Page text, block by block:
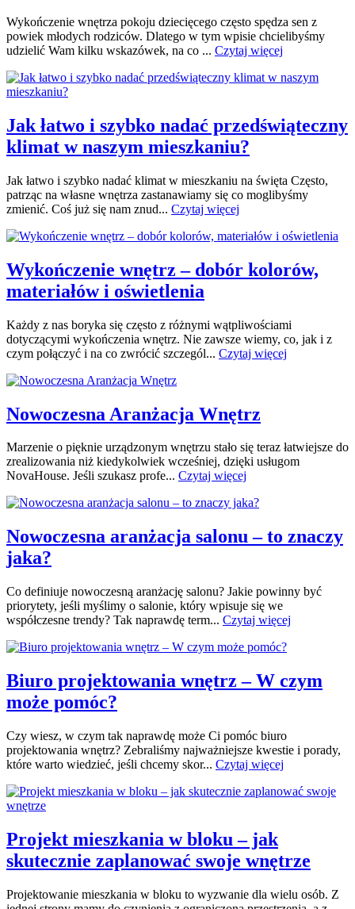
Wykończenie wnętrza pokoju dziecięcego często spędza sen z
powiek młodych rodziców. Dlatego w tym wpisie chcielibyśmy
udzielić Wam kilku wskazówek, na co ... Czytaj więcej
Jak łatwo i szybko nadać przedświąteczny
klimat w naszym mieszkaniu?
Jak łatwo i szybko nadać klimat w mieszkaniu na święta Często,
patrząc na własne wnętrza zastanawiamy się co moglibyśmy
zmienić. Coś już się nam znud... Czytaj więcej
Wykończenie wnętrz – dobór kolorów,
materiałów i oświetlenia
Każdy z nas boryka się często z różnymi wątpliwościami
dotyczącymi wykończenia wnętrz. Nie zawsze wiemy, co, jak i z
czym połączyć i na co zwrócić szczegól... Czytaj więcej
Nowoczesna Aranżacja Wnętrz
Marzenie o pięknie urządzonym wnętrzu stało się teraz łatwiejsze do
zrealizowania niż kiedykolwiek wcześniej, dzięki usługom
NovaHouse. Jeśli szukasz profe... Czytaj więcej
Nowoczesna aranżacja salonu – to znaczy
jaka?
Co definiuje nowoczesną aranżację salonu? Jakie powinny być
priorytety, jeśli myślimy o salonie, który wpisuje się we
współczesne trendy? Tak naprawdę term... Czytaj więcej
Biuro projektowania wnętrz – W czym
może pomóc?
Czy wiesz, w czym tak naprawdę może Ci pomóc biuro
projektowania wnętrz? Zebraliśmy najważniejsze kwestie i porady,
które warto wiedzieć, jeśli chcemy skor... Czytaj więcej
Projekt mieszkania w bloku – jak
skutecznie zaplanować swoje wnętrze
Projektowanie mieszkania w bloku to wyzwanie dla wielu osób. Z